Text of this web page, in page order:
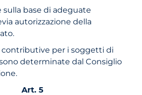
sulla base di adeguate
autorizzazione della
contributive per i soggetti di
determinate dal Consiglio
Art. 5